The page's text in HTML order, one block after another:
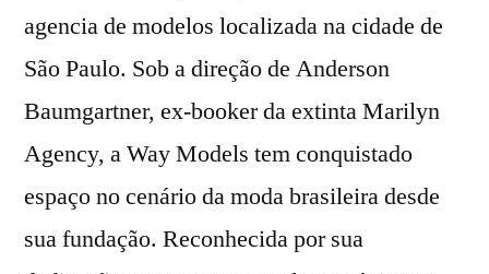
agencia de modelos localizada na cidade de
São Paulo. Sob a direção de Anderson
Baumgartner, ex-booker da extinta Marilyn
Agency, a Way Models tem conquistado
espaço no cenário da moda brasileira desde
sua fundação. Reconhecida por sua